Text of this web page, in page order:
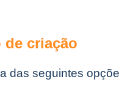
de criação
das seguintes